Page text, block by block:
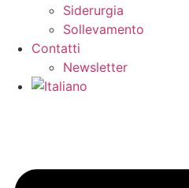
Siderurgia
Sollevamento
Contatti
Newsletter